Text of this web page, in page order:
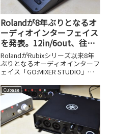
Rolandが8年ぶりとなるオ
ーディオインターフェイス
を発表。12in/6out、往年
の名機をモデリングしたエ
フェクトが魅力の
GO:MIXER STUDIO
RolandがRubixシリーズ以来8年
ぶりとなるオーディオインターフ
ェイス「GO:MIXER STUDIO」を
た。12in/6out対応や名機モデリ
ングエフェクトの魅力を解説しま
す。
Cubase